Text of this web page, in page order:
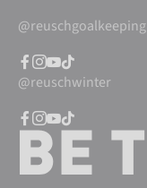
@reuschgoalkeeping
@reuschwinter